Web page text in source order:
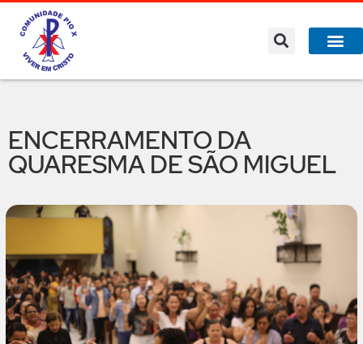
ENCERRAMENTO DA
QUARESMA DE SÃO MIGUEL